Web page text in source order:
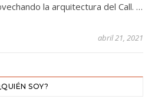
la arquitectura del Call. …
abril 21, 2021
SOY?